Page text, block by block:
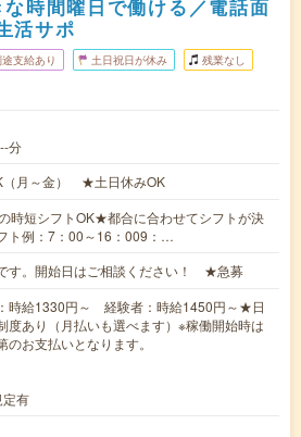
時間曜日で働ける／電話面
活サポ
支給あり 土日祝日が休み 残業なし
分
（月～金） ★土日休みOK
時短シフトOK★都合に合わせてシフトが決
ト例：7：00～16：009：…
す。開始日はご相談ください！ ★急募
時給1330円～ 経験者：時給1450円～★日
度あり（月払いも選べます）※稼働開始時は
のお支払いとなります。
有